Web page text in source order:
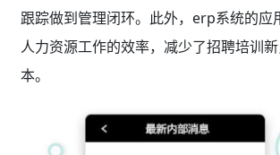
跟踪做到管理闭环。 此外，erp系统的应
人力资源工作的效率，减少了招聘培训
本。